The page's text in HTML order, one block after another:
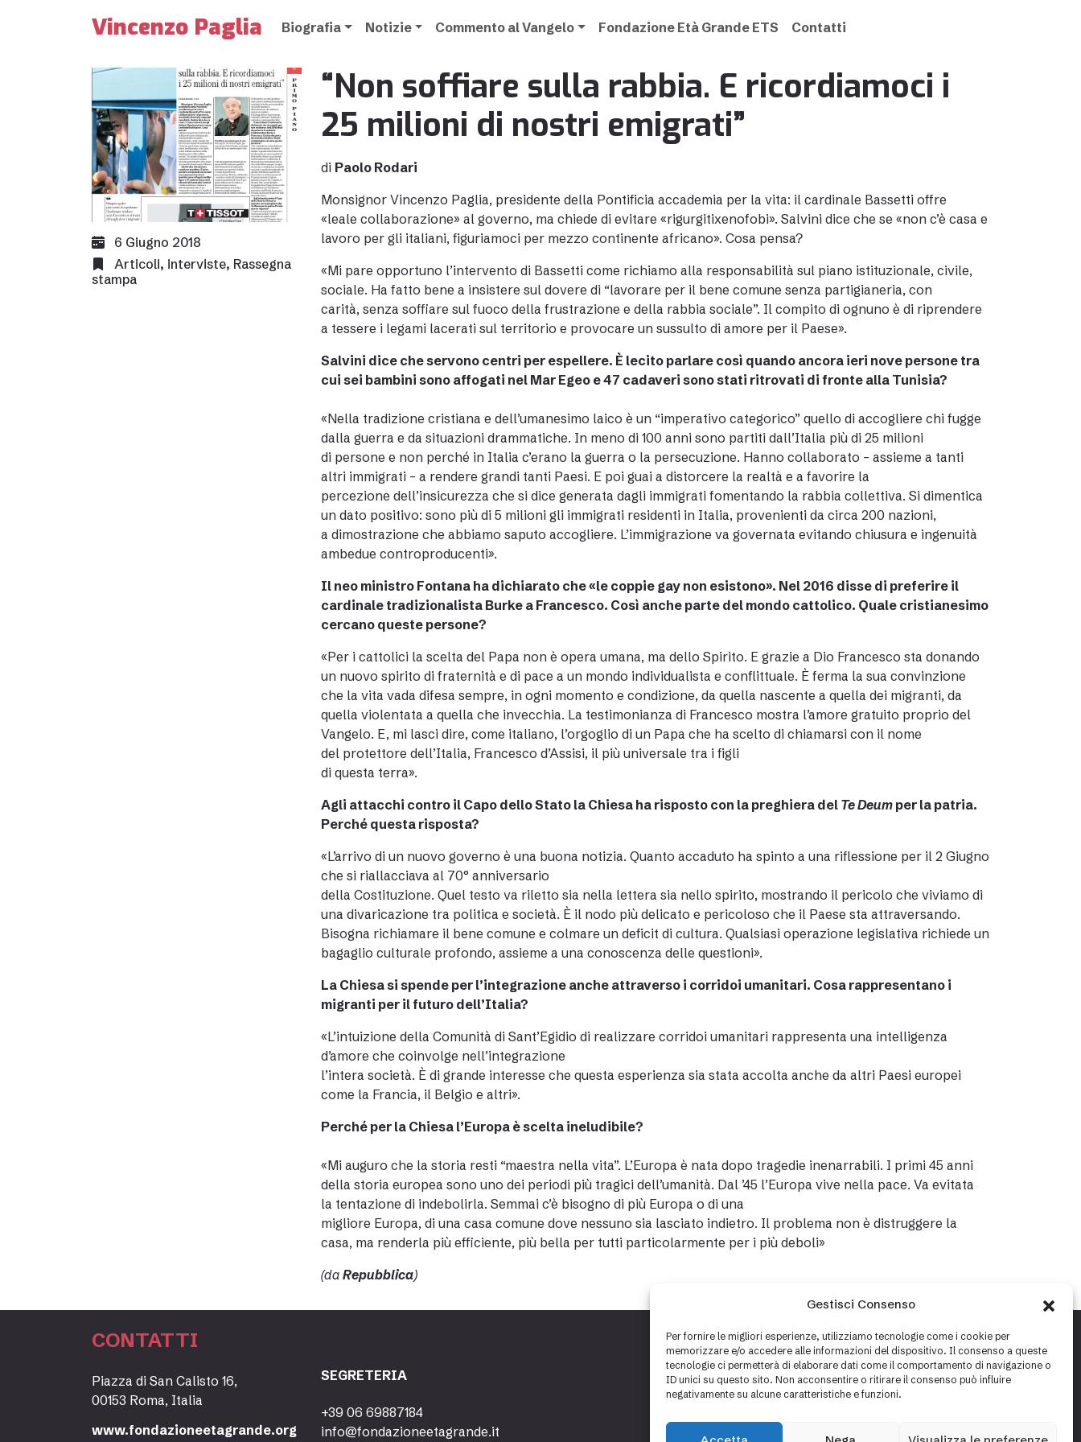
Gestisci Consenso
Per fornire le migliori esperienze, utilizziamo tecnologie come i cookie per
memorizzare e/o accedere alle informazioni del dispositivo. Il consenso a queste
tecnologie ci permetterà di elaborare dati come il comportamento di navigazione o
ID unici su questo sito. Non acconsentire o ritirare il consenso può influire
negativamente su alcune caratteristiche e funzioni.
Vincenzo Paglia Biografia Notizie Commento al Vangelo Fondazione Età Grande ETS Contatti
6 Giugno 2018
Articoli, interviste, Rassegna
stampa
“Non soffiare sulla rabbia. E ricordiamoci i
25 milioni di nostri emigrati”
di Paolo Rodari
Monsignor Vincenzo Paglia, presidente della Pontificia accademia per la vita: il cardinale Bassetti offre
«leale collaborazione» al governo, ma chiede di evitare «rigurgitixenofobi». Salvini dice che se «non c’è casa e
lavoro per gli italiani, figuriamoci per mezzo continente africano». Cosa pensa?
«Mi pare opportuno l’intervento di Bassetti come richiamo alla responsabilità sul piano istituzionale, civile,
sociale. Ha fatto bene a insistere sul dovere di “lavorare per il bene comune senza partigianeria, con
carità, senza soffiare sul fuoco della frustrazione e della rabbia sociale”. Il compito di ognuno è di riprendere
a tessere i legami lacerati sul territorio e provocare un sussulto di amore per il Paese».
Salvini dice che servono centri per espellere. È lecito parlare così quando ancora ieri nove persone tra
cui sei bambini sono affogati nel Mar Egeo e 47 cadaveri sono stati ritrovati di fronte alla Tunisia?
«Nella tradizione cristiana e dell’umanesimo laico è un “imperativo categorico” quello di accogliere chi fugge
dalla guerra e da situazioni drammatiche. In meno di 100 anni sono partiti dall’Italia più di 25 milioni
di persone e non perché in Italia c’erano la guerra o la persecuzione. Hanno collaborato – assieme a tanti
altri immigrati – a rendere grandi tanti Paesi. E poi guai a distorcere la realtà e a favorire la
percezione dell’insicurezza che si dice generata dagli immigrati fomentando la rabbia collettiva. Si dimentica
un dato positivo: sono più di 5 milioni gli immigrati residenti in Italia, provenienti da circa 200 nazioni,
a dimostrazione che abbiamo saputo accogliere. L’immigrazione va governata evitando chiusura e ingenuità
ambedue controproducenti».
Il neo ministro Fontana ha dichiarato che «le coppie gay non esistono». Nel 2016 disse di preferire il
cardinale tradizionalista Burke a Francesco. Così anche parte del mondo cattolico. Quale cristianesimo
cercano queste persone?
«Per i cattolici la scelta del Papa non è opera umana, ma dello Spirito. E grazie a Dio Francesco sta donando
un nuovo spirito di fraternità e di pace a un mondo individualista e conflittuale. È ferma la sua convinzione
che la vita vada difesa sempre, in ogni momento e condizione, da quella nascente a quella dei migranti, da
quella violentata a quella che invecchia. La testimonianza di Francesco mostra l’amore gratuito proprio del
Vangelo. E, mi lasci dire, come italiano, l’orgoglio di un Papa che ha scelto di chiamarsi con il nome
del protettore dell’Italia, Francesco d’Assisi, il più universale tra i figli
di questa terra».
Agli attacchi contro il Capo dello Stato la Chiesa ha risposto con la preghiera del Te Deum per la patria.
Perché questa risposta?
«L’arrivo di un nuovo governo è una buona notizia. Quanto accaduto ha spinto a una riflessione per il 2 Giugno
che si riallacciava al 70° anniversario
della Costituzione. Quel testo va riletto sia nella lettera sia nello spirito, mostrando il pericolo che viviamo di
una divaricazione tra politica e società. È il nodo più delicato e pericoloso che il Paese sta attraversando.
Bisogna richiamare il bene comune e colmare un deficit di cultura. Qualsiasi operazione legislativa richiede un
bagaglio culturale profondo, assieme a una conoscenza delle questioni».
La Chiesa si spende per l’integrazione anche attraverso i corridoi umanitari. Cosa rappresentano i
migranti per il futuro dell’Italia?
«L’intuizione della Comunità di Sant’Egidio di realizzare corridoi umanitari rappresenta una intelligenza
d’amore che coinvolge nell’integrazione
l’intera società. È di grande interesse che questa esperienza sia stata accolta anche da altri Paesi europei
come la Francia, il Belgio e altri».
Perché per la Chiesa l’Europa è scelta ineludibile?
«Mi auguro che la storia resti “maestra nella vita”. L’Europa è nata dopo tragedie inenarrabili. I primi 45 anni
della storia europea sono uno dei periodi più tragici dell’umanità. Dal ’45 l’Europa vive nella pace. Va evitata
la tentazione di indebolirla. Semmai c’è bisogno di più Europa o di una
migliore Europa, di una casa comune dove nessuno sia lasciato indietro. Il problema non è distruggere la
casa, ma renderla più efficiente, più bella per tutti particolarmente per i più deboli»
(da Repubblica)
CONTATTI
Piazza di San Calisto 16,
00153 Roma, Italia
www.fondazioneetagrande.org
SEGRETERIA
+39 06 69887184
info@fondazioneetagrande.it